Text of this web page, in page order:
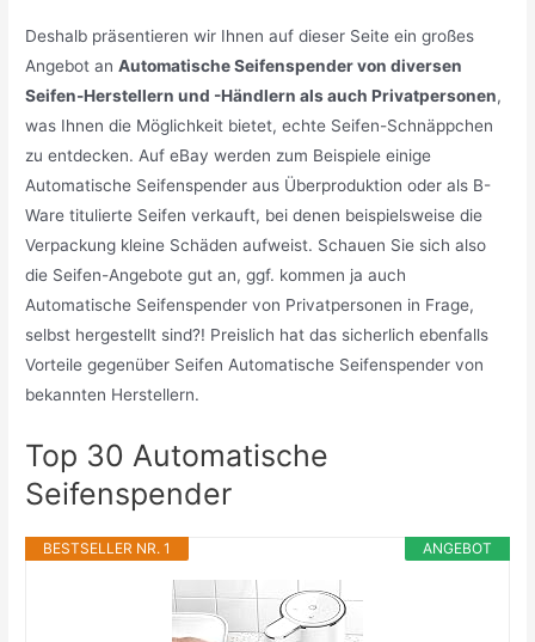
Deshalb präsentieren wir Ihnen auf dieser Seite ein großes
Angebot anAutomatische Seifenspender von diversen
Seifen-Herstellern und -Händlern als auch Privatpersonen,
was Ihnen die Möglichkeit bietet, echte Seifen-Schnäppchen
zu entdecken. Auf eBay werden zum Beispiele einige
Automatische Seifenspender aus Überproduktion oder als B-
Ware titulierte Seifen verkauft, bei denen beispielsweise die
Verpackung kleine Schäden aufweist. Schauen Sie sich also
die Seifen-Angebote gut an, ggf. kommen ja auch
Automatische Seifenspender von Privatpersonen in Frage,
selbst hergestellt sind?! Preislich hat das sicherlich ebenfalls
Vorteile gegenüber Seifen Automatische Seifenspender von
bekannten Herstellern.
Top 30 Automatische
Seifenspender
ANGEBOT
BESTSELLER NR. 1